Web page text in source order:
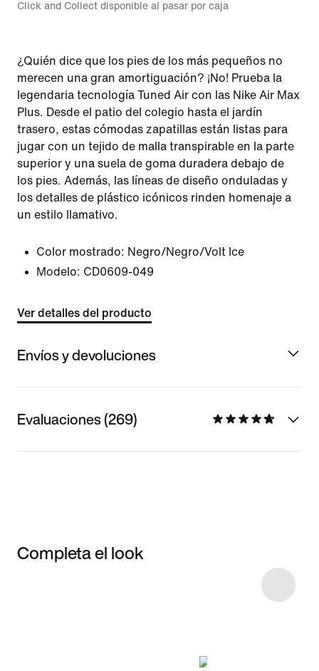
Click and Collect disponible al pasar por caja
¿Quién dice que los pies de los más pequeños no
merecen una gran amortiguación? ¡No! Prueba la
legendaria tecnología Tuned Air con las Nike Air Max
Plus. Desde el patio del colegio hasta el jardín
trasero, estas cómodas zapatillas están listas para
jugar con un tejido de malla transpirable en la parte
superior y una suela de goma duradera debajo de
los pies. Además, las líneas de diseño onduladas y
los detalles de plástico icónicos rinden homenaje a
un estilo llamativo.
Color mostrado: Negro/Negro/Volt Ice
Modelo: CD0609-049
Ver detalles del producto
Envíos y devoluciones
Evaluaciones (269)
Completa el look